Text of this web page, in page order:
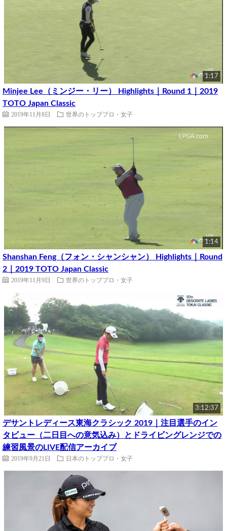
1:17
Minjee Lee（ミンジー・リー） Highlights｜Round 1｜2019
TOTO Japan Classic
2019年11月8日 世界のトッププロ・女子
1:14
Shanshan Feng（フォン・シャンシャン） Highlights｜Round
2｜2019 TOTO Japan Classic
2019年11月9日 世界のトッププロ・女子
3:12:37
デサントレディース東海クラシック 2019｜注目選手のイン
タビュー（二日目への意気込み）とドライビングレンジでの
練習風景のLIVE配信アーカイブ
2019年9月21日 日本のトッププロ・女子